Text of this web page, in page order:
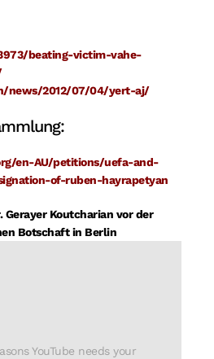
beating-victim-vahe-
news/2012/07/04/yert-aj/
en-AU/petitions/uefa-and-
of-ruben-hayrapetyan
Gerayer Koutcharian vor der
Botschaft in Berlin
YouTube needs your